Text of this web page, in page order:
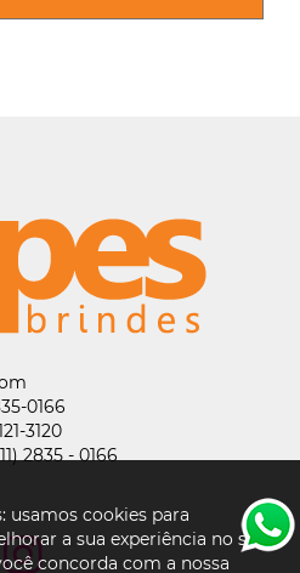
0166
3120
2835 - 0166
usamos cookies para
a sua experiência no site.
concorda com a nossa